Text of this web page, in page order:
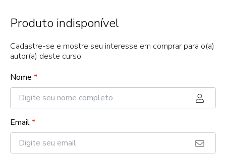
Produto indisponível
Cadastre-se e mostre seu interesse em comprar para o(a)
autor(a) deste curso!
Nome *
Email*